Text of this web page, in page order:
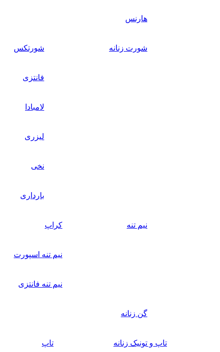
هارنس
شورت زنانه شورتکس
فانتزی
لامبادا
لیزری
نخی
بارداری
نیم تنه کراپ
نیم تنه اسپورت
نیم تنه فانتزی
گن زنانه
تاپ و تونیک زنانه تاپ